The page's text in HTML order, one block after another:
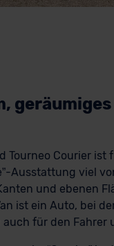
Tourneo Courier
Ausstattung viel
und ebenen
ist ein Auto, bei
für den Fahrer